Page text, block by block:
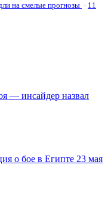
на смелые прогнозы · 11
— инсайдер назвал
о бое в Египте 23 мая